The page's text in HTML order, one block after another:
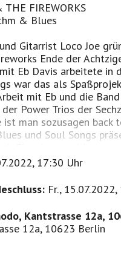
THE FIREWORKS
& Blues
Gitarrist Loco Joe
Ende der
Eb Davis arbeitete in
war das als
mit Eb und die
Power Trios der
ist man sozusagen
und Soul Songs
erwünscht
Schlechtwetter wird die
17:30 Uhr
Fr.,
Kantstrasse 12a,
12a, 10623 Berlin